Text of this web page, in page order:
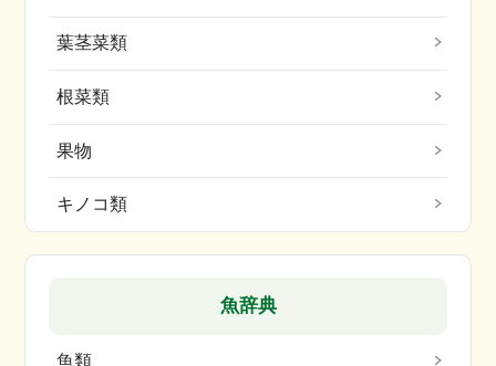
葉茎菜類
根菜類
果物
キノコ類
魚辞典
魚類